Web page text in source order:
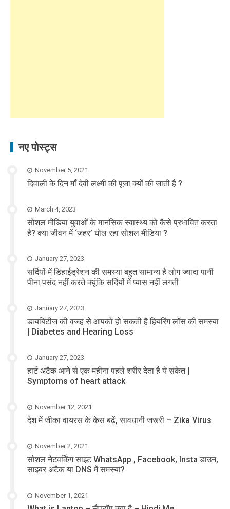
नए पोस्ट्स
November 5, 2021
दिवाली के दिन माँ देवी लक्ष्मी की पूजा क्यों की जाती है ?
March 4, 2023
सोशल मीडिया युवाओं के मानसिक स्वास्थ्य को कैसे प्रभावित करता
है? क्या जीवन में ‘जहर’ घोल रहा सोशल मीडिया ?
January 27, 2023
सर्दियों में डिहाईड्रेशन की समस्या बहुत सामान्य है लोग ज्यादा पानी
पीना पसंद नहीं करते क्यूंकि सर्दियों में प्यास नहीं लगती
January 27, 2023
डायबिटीज की वजह से आपको हो सकती है हियरिंग लॉस की समस्या
| Diabetes and Hearing Loss
January 27, 2023
हार्ट अटैक आने से एक महीना पहले शरीर देता है ये संकेत |
Symptoms of heart attack
November 12, 2021
देश में जीका वायरस के केस बढ़ें, सावधानी जरूरी – Zika Virus
November 2, 2021
सोशल नेटवर्किंग साइट WhatsApp , Facebook, Insta डाउन,
साइबर अटैक या DNS में समस्या?
November 1, 2021